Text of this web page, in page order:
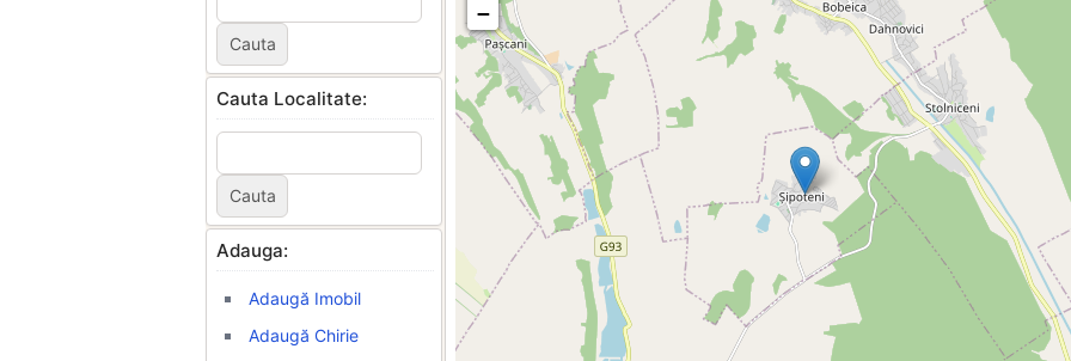
Cauta Localitate:
Adauga:
Adaugă Imobil
Adaugă Chirie
−